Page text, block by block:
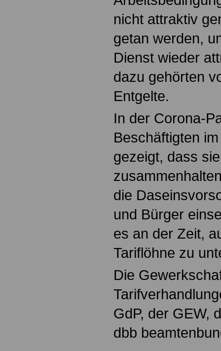
nicht attraktiv
getan werden,
Dienst wieder
dazu gehörten
Entgelte.
In der Corona-
Beschäftigten
gezeigt, dass
die
und Bürger
es an der Zeit,
Tariflöhne zu
Die
GdP, der GEW,
dbb